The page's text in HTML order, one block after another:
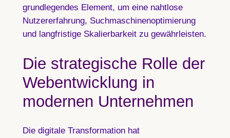
grundlegendes Element, um eine nahtlose
Nutzererfahrung, Suchmaschinenoptimierung
und langfristige Skalierbarkeit zu gewährleisten.
Die strategische Rolle der
Webentwicklung in
modernen Unternehmen
Die digitale Transformation hat